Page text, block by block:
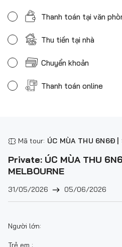
Thanh toán tại văn
Thu tiền tại nhà
Chuyển khoản
Thanh toán online
Mã tour: ÚC MÙA THU 6N6Đ |
Private: ÚC MÙA THU
MELBOURNE
31/05/2026 05/06/2026
Người lớn:
Trẻ em :